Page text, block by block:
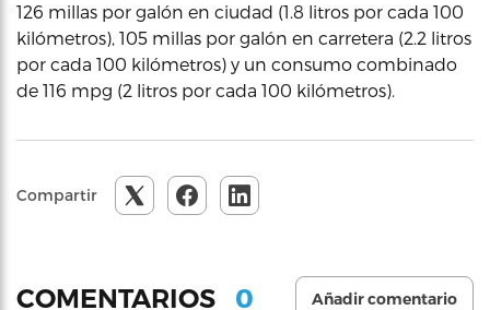
126 millas por galón en ciudad (1.8 litros por cada 100
kilómetros), 105 millas por galón en carretera (2.2 litros
por cada 100 kilómetros) y un consumo combinado
de 116 mpg (2 litros por cada 100 kilómetros).
Compartir
COMENTARIOS 0 Añadir comentario